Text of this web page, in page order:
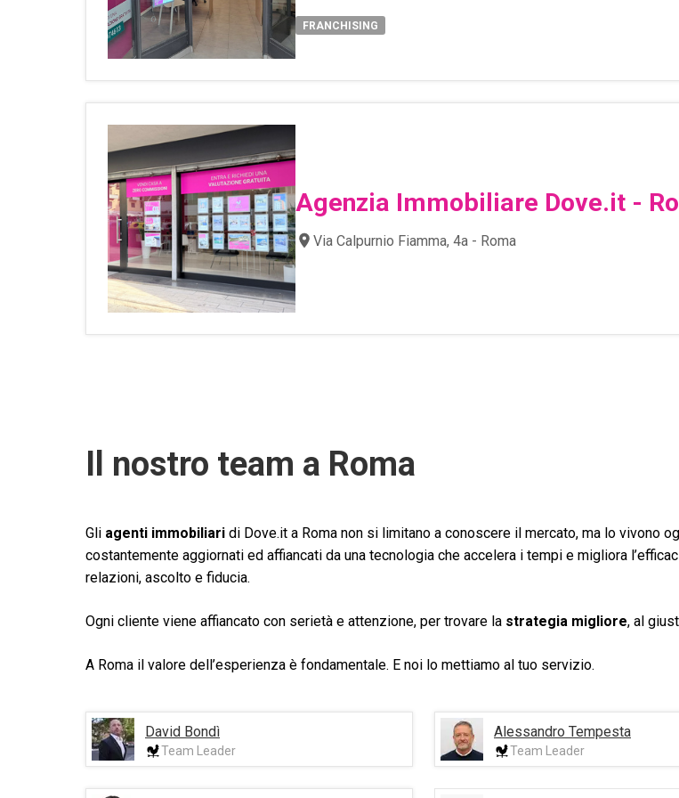
FRANCHISING
Agenzia Immobiliare Dove.it -
Via Calpurnio Fiamma, 4a - Roma
Il nostro team a Roma
Gli agenti immobiliari di Dove.it a Roma non si limitano a conoscere il mercato, ma lo vivono
costantemente aggiornati ed affiancati da una tecnologia che accelera i tempi e migliora
relazioni, ascolto e fiducia.
Ogni cliente viene affiancato con serietà e attenzione, per trovare la strategia migliore, al
A Roma il valore dell’esperienza è fondamentale. E noi lo mettiamo al tuo servizio.
David Bondì
Team Leader
Alessandro Tempesta
Team Leader